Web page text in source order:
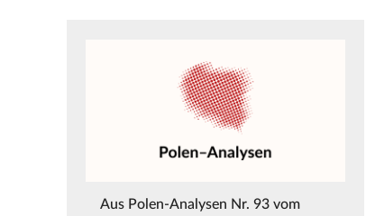
Aus Polen-Analysen Nr. 93 vom